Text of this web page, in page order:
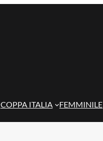
COPPA ITALIA FEMMINILE